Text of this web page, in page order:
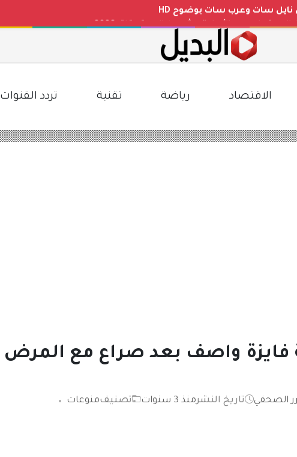
عن الأهلية وشروط الاستحقاق 2026
بالتعليم السعودي.. توضيح رسمي وتفاصيل المخطط
الجنيه المصري بعد التغيرات الأخيرة
الاقتصاد رياضة تقنية تردد القنوات
فايزة واصف بعد صراع مع المرض
الصحفي تاريخ النشرمنذ 3 سنوات تصنيفمنوعات